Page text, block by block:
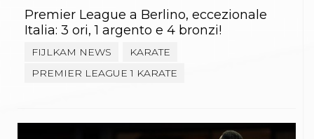
Attività Didattica
Albi Federali
Karate
News
Arti marziali
Premier League a Berlino, eccezionale
Italia: 3 ori, 1 argento e 4 bronzi!
FIJLKAM NEWS
KARATE
PREMIER LEAGUE 1 KARATE